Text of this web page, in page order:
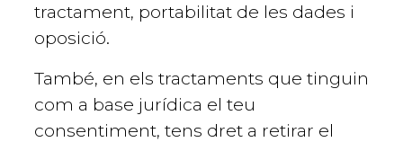
tractament, portabilitat de les dades i
oposició.
També, en els tractaments que tinguin
com a base jurídica el teu
consentiment, tens dret a retirar el